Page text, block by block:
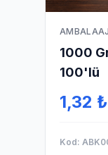
AMBALAAJ
1000
100'lü
1,32 ₺
Kod: